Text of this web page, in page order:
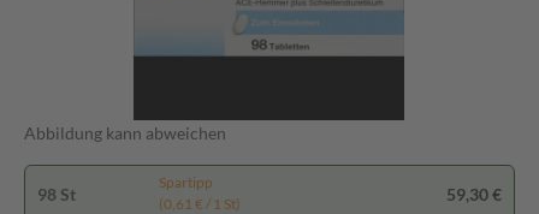
Abbildung kann abweichen
98 St
Spartipp
(0,61 € / 1 St)
59,30 €